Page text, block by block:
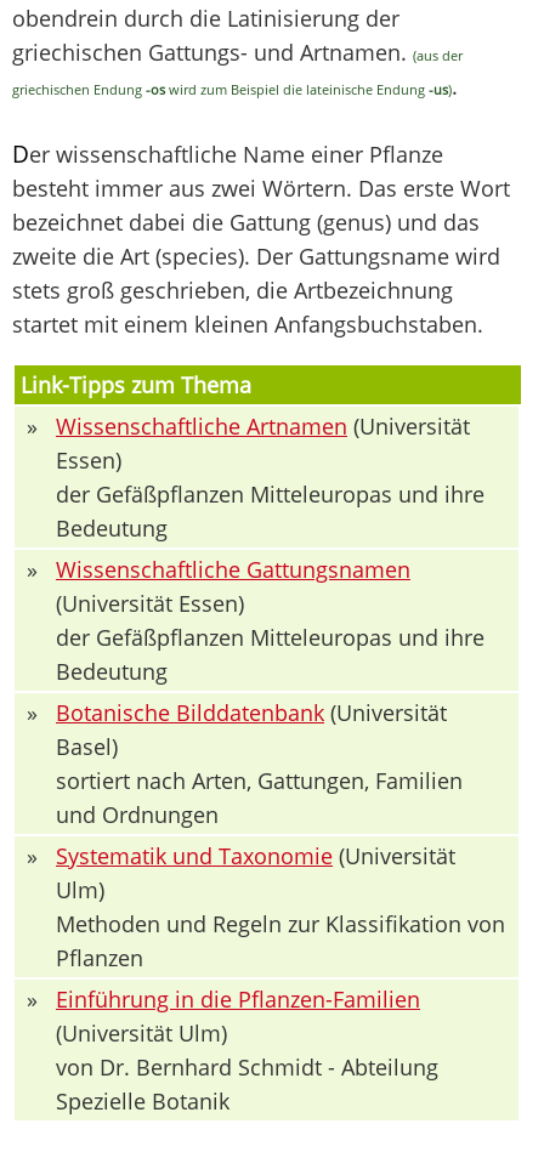
obendrein durch die Latinisierung der
griechischen Gattungs- und Artnamen. (aus der
griechischen Endung -os wird zum Beispiel die lateinische Endung -us).
Der wissenschaftliche Name einer Pflanze
besteht immer aus zwei Wörtern. Das erste Wort
bezeichnet dabei die Gattung (genus) und das
zweite die Art (species). Der Gattungsname wird
stets groß geschrieben, die Artbezeichnung
startet mit einem kleinen Anfangsbuchstaben.
Link-Tipps zum Thema
»
Wissenschaftliche Artnamen (Universität
Essen)
der Gefäßpflanzen Mitteleuropas und ihre
Bedeutung
»
Wissenschaftliche Gattungsnamen
(Universität Essen)
der Gefäßpflanzen Mitteleuropas und ihre
Bedeutung
»
Botanische Bilddatenbank (Universität
Basel)
sortiert nach Arten, Gattungen, Familien
und Ordnungen
»
Systematik und Taxonomie (Universität
Ulm)
Methoden und Regeln zur Klassifikation von
Pflanzen
»
Einführung in die Pflanzen-Familien
(Universität Ulm)
von Dr. Bernhard Schmidt - Abteilung
Spezielle Botanik